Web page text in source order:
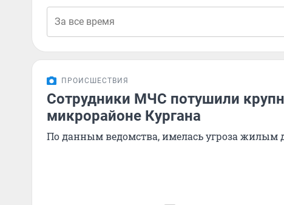
ПРОИСШЕСТВИЯ
Сотрудники МЧС потушили
микрорайоне Кургана
По данным ведомства, имелась угроза жилым